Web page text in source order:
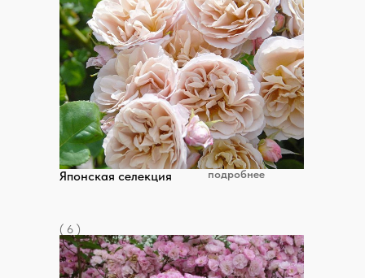
( 6 )
Японская селекция подробнее